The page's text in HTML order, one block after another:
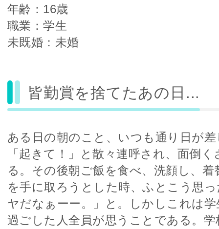
年齢：16歳
職業：学生
未既婚：未婚
皆勤賞を捨てたあの日...
ある日の朝のこと、いつも通り日が
「起きて！」と散々連呼され、面倒
る。その後朝ご飯を食べ、洗顔し、
を手に取ろうとした時、ふとこう思
ヤだなぁーー。」と。しかしこれは
過ごした人全員が思うことである。